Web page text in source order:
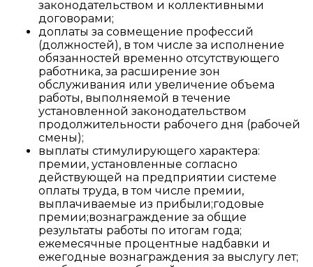
законодательством и коллективными
договорами;
доплаты за совмещение профессий
(должностей), в том числе за исполнение
обязанностей временно отсутствующего
работника, за расширение зон
обслуживания или увеличение объема
работы, выполняемой в течение
установленной законодательством
продолжительности рабочего дня (рабочей
смены);
выплаты стимулирующего характера:
премии, установленные согласно
действующей на предприятии системе
оплаты труда, в том числе премии,
выплачиваемые из прибыли;годовые
премии;вознаграждение за общие
результаты работы по итогам года;
ежемесячные процентные надбавки и
ежегодные вознаграждения за выслугу лет;